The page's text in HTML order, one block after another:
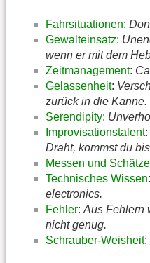
Fahrsituationen:
Gewalteinsatz:
wenn er mit dem
Zeitmanagement:
Gelassenheit:
zurück in die Kanne.
Serendipity:
Improvisationstalent:
Draht, kommst du
Messen und
Technisches Wissen:
electronics.
Fehler: Aus Fehlern
nicht genug.
Schrauber-Weisheit: